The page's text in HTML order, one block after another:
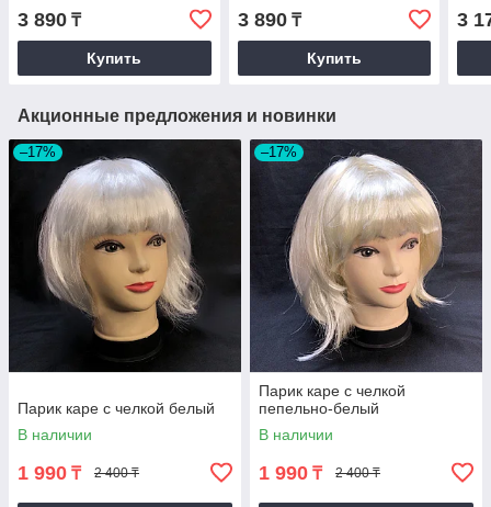
3 890 ₸
Купить
3 890₸
Купить
3
Акционные предложения и новинки
–17%
Парик каре с челкой белый
В наличии
1 990 ₸ 2 400 ₸
–17%
Парик каре с челкой
пепельно-белый
В наличии
1 990 ₸ 2 400 ₸